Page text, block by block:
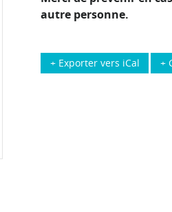
autre personne.
+
+ Exporter vers iCal